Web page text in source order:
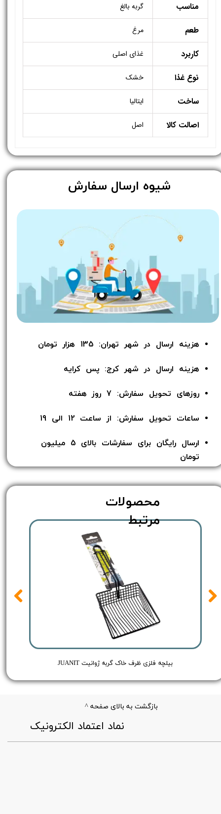
مناسب گربه بالغ
طعم مرغ
کاربرد غذای اصلی
نوع غذا خشک
ساخت ایتالیا
اصالت کالا اصل
هزینه ارسال در شهر تهران: 135 هزار تومان
هزینه ارسال در شهر کرج: پس کرایه
روزهای تحویل سفارش: 7 روز هفته
ساعات تحویل سفارش: از ساعت 12 الی 19
ارسال رایگان برای سفارشات بالای 5 میلیون
تومان​​​​​​​
​شیوه ارسال سفارش
بیلچه فلزی ظرف خاک گربه ژوانیت JUANIT
محصولات
مرتبط
بازگشت به بالای صفحه ^
​نماد اعتماد الکترونیک